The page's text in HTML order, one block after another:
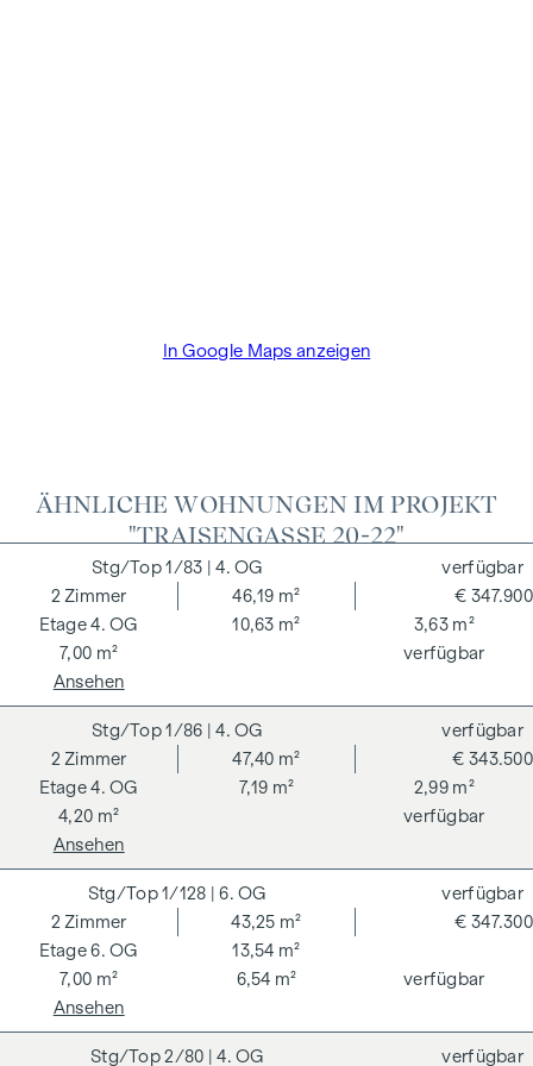
In Google Maps anzeigen
ÄHNLICHE WOHNUNGEN IM PROJEKT
"TRAISENGASSE 20-22"
1/83 | 4. OG
4. OG
2Zimmer
46,19 m²
10,63 m²
3,63 m²
7,00 m²
€ 347.900
verfügbar
verfügbar
Ansehen
1/86 | 4. OG
4. OG
2Zimmer
47,40 m²
7,19 m²
2,99 m²
4,20 m²
€ 343.500
verfügbar
verfügbar
Ansehen
1/128 | 6. OG
6. OG
2Zimmer
43,25 m²
13,54 m²
7,00 m²
6,54 m²
€ 347.300
verfügbar
verfügbar
Ansehen
2/80 | 4. OG verfügbar